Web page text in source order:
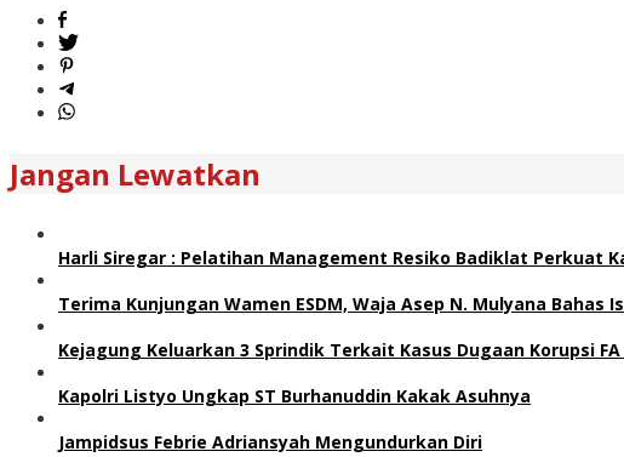
Jangan Lewatkan
Harli Siregar : Pelatihan Management Resiko Badiklat Perkuat
Terima Kunjungan Wamen ESDM, Waja Asep N. Mulyana Bahas
Kejagung Keluarkan 3 Sprindik Terkait Kasus Dugaan Korupsi FA
Kapolri Listyo Ungkap ST Burhanuddin Kakak Asuhnya
Jampidsus Febrie Adriansyah Mengundurkan Diri